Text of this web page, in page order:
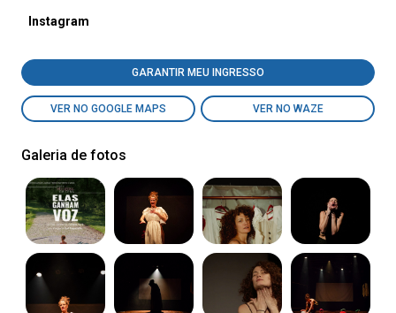
Instagram
GARANTIR MEU INGRESSO
VER NO GOOGLE MAPS VER NO WAZE
Galeria de fotos